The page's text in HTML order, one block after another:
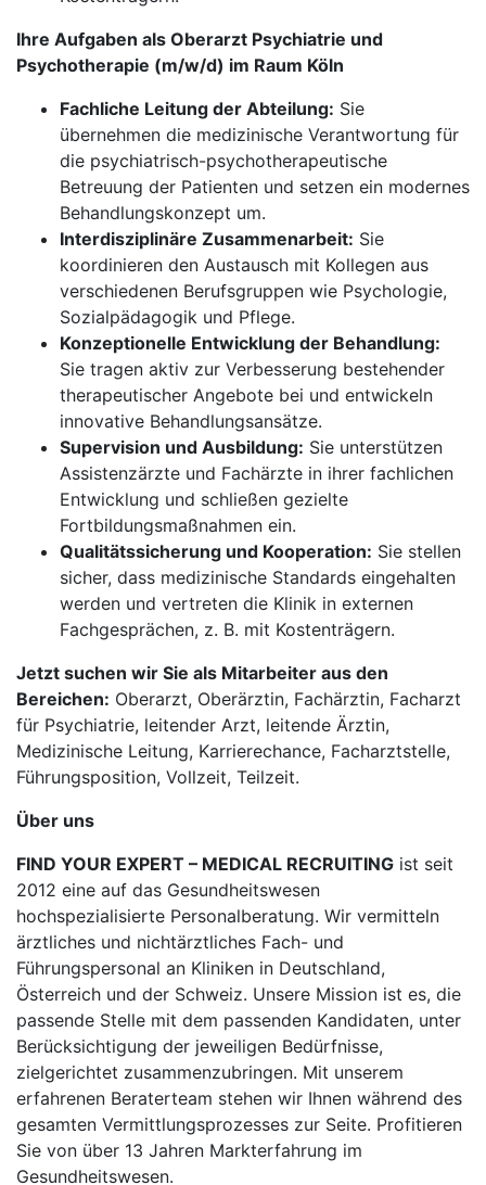
Ihre Aufgaben als Oberarzt Psychiatrie und
Psychotherapie (m/w/d) im Raum Köln
Fachliche Leitung der Abteilung: Sie
übernehmen die medizinische Verantwortung für
die psychiatrisch-psychotherapeutische
Betreuung der Patienten und setzen ein modernes
Behandlungskonzept um.
Interdisziplinäre Zusammenarbeit: Sie
koordinieren den Austausch mit Kollegen aus
verschiedenen Berufsgruppen wie Psychologie,
Sozialpädagogik und Pflege.
Konzeptionelle Entwicklung der Behandlung:
Sie tragen aktiv zur Verbesserung bestehender
therapeutischer Angebote bei und entwickeln
innovative Behandlungsansätze.
Supervision und Ausbildung: Sie unterstützen
Assistenzärzte und Fachärzte in ihrer fachlichen
Entwicklung und schließen gezielte
Fortbildungsmaßnahmen ein.
Qualitätssicherung und Kooperation: Sie stellen
sicher, dass medizinische Standards eingehalten
werden und vertreten die Klinik in externen
Fachgesprächen, z. B. mit Kostenträgern.
Jetzt suchen wir Sie als Mitarbeiter aus den
Bereichen: Oberarzt, Oberärztin, Fachärztin, Facharzt
für Psychiatrie, leitender Arzt, leitende Ärztin,
Medizinische Leitung, Karrierechance, Facharztstelle,
Führungsposition, Vollzeit, Teilzeit.
Über uns
FIND YOUR EXPERT – MEDICAL RECRUITING ist seit
2012 eine auf das Gesundheitswesen
hochspezialisierte Personalberatung. Wir vermitteln
ärztliches und nichtärztliches Fach- und
Führungspersonal an Kliniken in Deutschland,
Österreich und der Schweiz. Unsere Mission ist es, die
passende Stelle mit dem passenden Kandidaten, unter
Berücksichtigung der jeweiligen Bedürfnisse,
zielgerichtet zusammenzubringen. Mit unserem
erfahrenen Beraterteam stehen wir Ihnen während des
gesamten Vermittlungsprozesses zur Seite. Profitieren
Sie von über 13 Jahren Markterfahrung im
Gesundheitswesen.